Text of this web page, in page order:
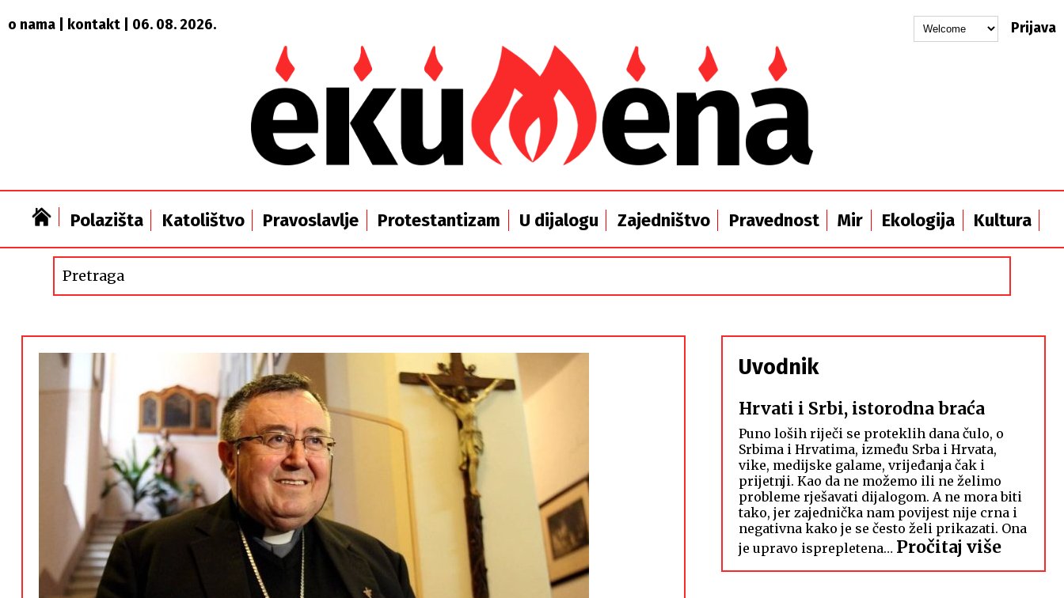
o nama kontakt | 06. 08. 2026. Prijava
Polazišta Katolištvo Pravoslavlje Protestantizam U dijalogu Zajedništvo Pravednost Mir Ekologija Kultura
Uvodnik
Hrvati i Srbi, istorodna braća
Puno loših riječi se proteklih dana čulo, o
Srbima i Hrvatima, između Srba i Hrvata,
vike, medijske galame, vrijeđanja čak i
prijetnji. Kao da ne možemo ili ne želimo
probleme rješavati dijalogom. A ne mora biti
tako, jer zajednička nam povijest nije crna i
negativna kako je se često želi prikazati. Ona
je upravo isprepletena… Pročitaj više:
Hrvati